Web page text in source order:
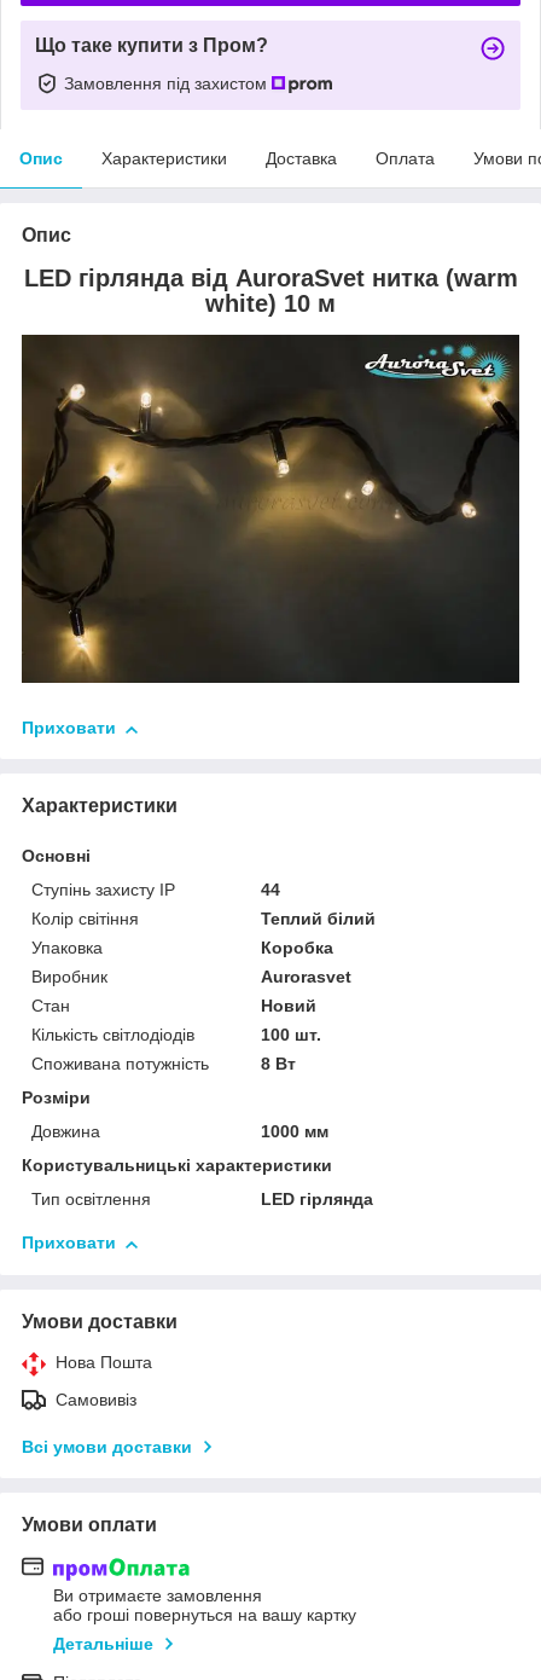
Що таке купити з Пром?
Замовлення під захистом
Опис Характеристики Доставка Оплата Умови
Опис
LED гірлянда від AuroraSvet нитка (warm
white) 10 м
Приховати
Характеристики
Основні
Ступінь захисту IP
44
Колір світіння
Теплий білий
Упаковка
Коробка
Виробник
Аurorasvet
Стан
Новий
Кількість світлодіодів
100 шт.
Споживана потужність
8 Вт
Розміри
Довжина
1000 мм
Користувальницькі характеристики
Тип освітлення
LED гірлянда
Приховати
Умови доставки
Нова Пошта
Самовивіз
Всі умови доставки
Умови оплати
Ви отримаєте замовлення
або гроші повернуться на вашу картку
Детальніше